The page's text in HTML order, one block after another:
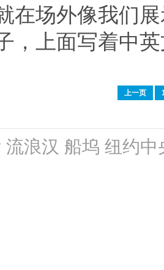
在场外像我们
，上面写着中
上一页
流浪汉 船坞 纽约中